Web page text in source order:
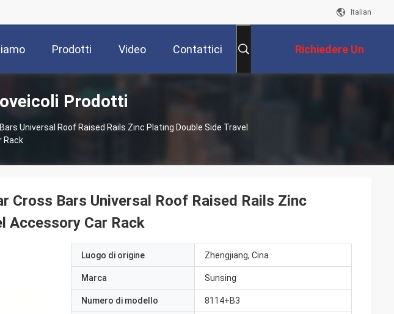
Italian
Prodotti Video Contattici Richiedere Un
Preventivo
Prodotti
Universal Roof Raised Rails Zinc Plating Double Side Travel
Rack
Cross Bars Universal Roof Raised Rails Zinc
Accessory Car Rack
Luogo di origine Zhengjiang, Cina
Marca Sunsing
Numero di modello 8114+B3